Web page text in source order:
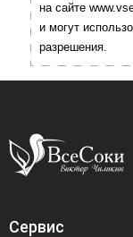
на сайте
и могут
разрешения.
Сервис